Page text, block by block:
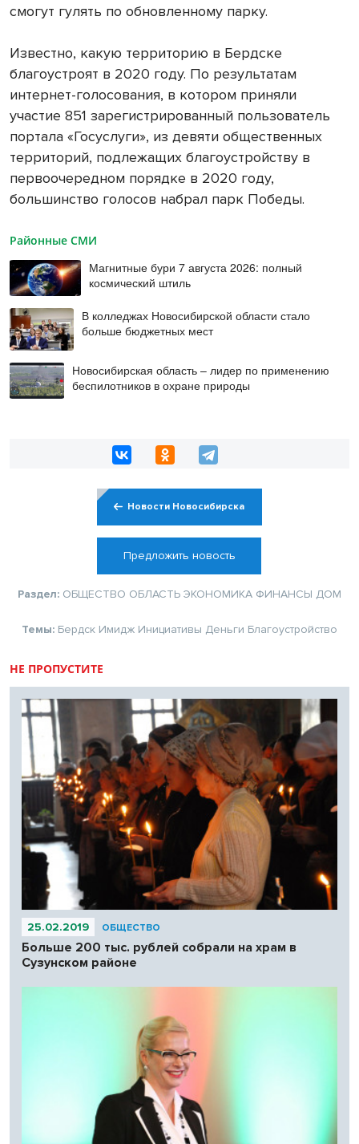
смогут гулять по обновленному парку.
Известно, какую территорию в Бердске
благоустроят в 2020 году. По результатам
интернет-голосования, в котором приняли
участие 851 зарегистрированный пользователь
портала «Госуслуги», из девяти общественных
территорий, подлежащих благоустройству в
первоочередном порядке в 2020 году,
большинство голосов набрал парк Победы.
Районные СМИ
Магнитные бури 7 августа 2026: полный
космический штиль
В колледжах Новосибирской области стало
больше бюджетных мест
Новосибирская область – лидер по применению
беспилотников в охране природы
Новости Новосибирска
Предложить новость
Раздел: ОБЩЕСТВО ОБЛАСТЬ ЭКОНОМИКА ФИНАНСЫ ДОМ
Темы: Бердск Имидж Инициативы Деньги Благоустройство
НЕ ПРОПУСТИТЕ
25.02.2019 ОБЩЕСТВО
Больше 200 тыс. рублей собрали на храм в
Сузунском районе